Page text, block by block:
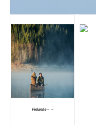
Finlande– –